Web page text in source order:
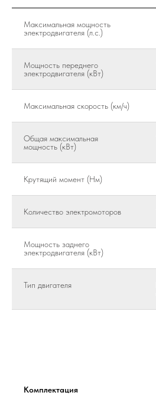
Максимальная мощность
электродвигателя (л.с.)
Мощность переднего
электродвигателя (кВт)
Максимальная скорость (км/ч)
Общая максимальная
мощность (кВт)
Крутящий момент (Нм)
Количество электромоторов
Мощность заднего
электродвигателя (кВт)
Тип двигателя
Комплектация